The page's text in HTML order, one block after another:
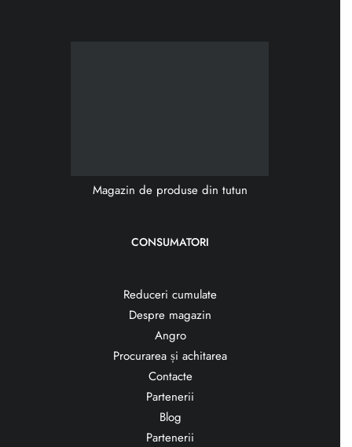
Magazin de produse din tutun
CONSUMATORI
Reduceri cumulate
Despre magazin
Angro
Procurarea și achitarea
Contacte
Partenerii
Blog
Partenerii